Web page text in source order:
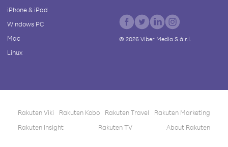
iPhone & iPad
Windows PC
Mac
Linux
© 2026Viber Media S.à r.l.
Rakuten Viki Rakuten Kobo Rakuten Travel
Rakuten Marketing
Rakuten Insight
Rakuten TV About Rakuten